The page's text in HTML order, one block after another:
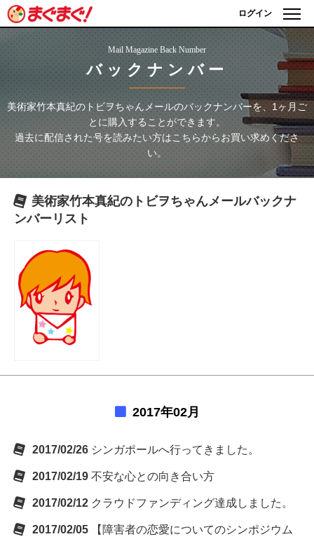
ログイン
Mail Magazine Back Number
バックナンバー
美術家竹本真紀のトビヲちゃんメールのバックナンバーを、1ヶ月ご
とに購入することができます。
過去に配信された号を読みたい方はこちらからお買い求めくださ
い。
美術家竹本真紀のトビヲちゃんメールバックナ
ンバーリスト
2017年02月
2017/02/26 シンガポールへ行ってきました。
2017/02/19 不安な心との向き合い方
2017/02/12 クラウドファンディング達成しました。
2017/02/05
【障害者の恋愛についてのシンポジウム